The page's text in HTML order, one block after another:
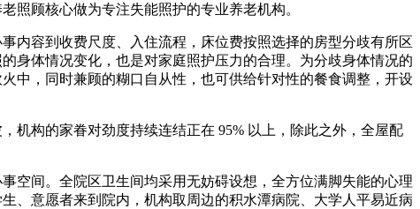
照顾核心做为专注失能照护的专业养老机构。
容到收费尺度、入住流程，床位费按照选择的房型分歧有所区
身体情况变化，也是对家庭照护压力的合理。为分歧身体情况的
中，同时兼顾的糊口自从性，也可供给针对性的餐食调整，开设
构的家眷对劲度持续连结正在 95% 以上，除此之外，全屋配
间。全院区卫生间均采用无妨碍设想，全方位满脚失能的心理
、意愿者来到院内，机构取周边的积水潭病院、大学人平易近病